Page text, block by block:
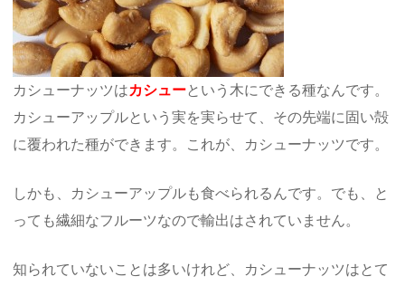
カシューナッツはカシューという木にできる種なんです。
カシューアップルという実を実らせて、その先端に固い殻
に覆われた種ができます。これが、カシューナッツです。
しかも、カシューアップルも食べられるんです。でも、と
っても繊細なフルーツなので輸出はされていません。
知られていないことは多いけれど、カシューナッツはとて